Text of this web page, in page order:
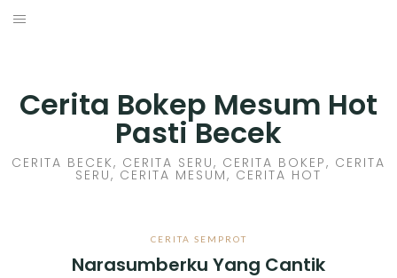
Skip
Cerita Bokep Mesum Hot
Pasti Becek
CERITA BECEK, CERITA SERU, CERITA BOKEP, CERITA
SERU, CERITA MESUM, CERITA HOT
CERITA SEMPROT
Narasumberku Yang Cantik
CERITA SEX HOT
CERITA SKANDAL